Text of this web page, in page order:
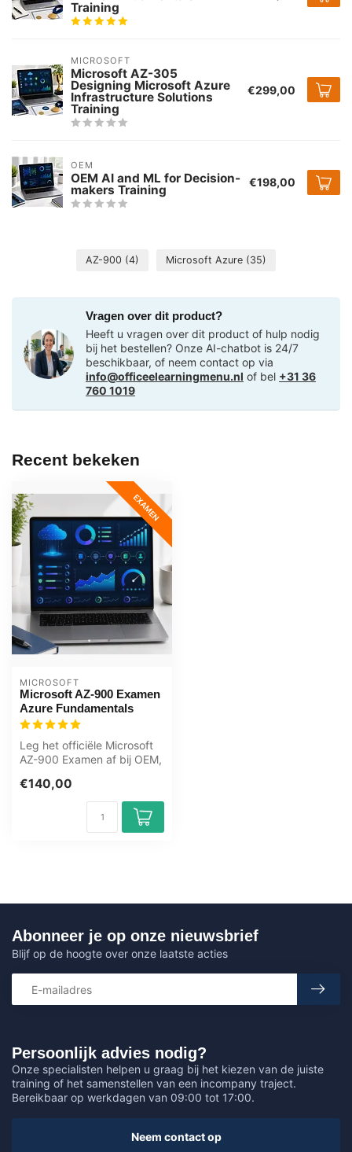
Training
MICROSOFT
Microsoft AZ-305
Designing Microsoft Azure
Infrastructure Solutions
Training
€299,00
OEM
OEM AI and ML for Decision-
makers Training €198,00
AZ-900 (4) Microsoft Azure (35)
Vragen over dit product?
Heeft u vragen over dit product of hulp nodig
bij het bestellen? Onze AI-chatbot is 24/7
beschikbaar, of neem contact op via
info@officeelearningmenu.nl of bel +31 36
760 1019
Recent bekeken
EXAMEN
MICROSOFT
Microsoft AZ-900 Examen
Azure Fundamentals
Leg het officiële Microsoft
AZ-900 Examen af bij OEM,
examencen...
€140,00
Persoonlijk advies nodig?
Onze specialisten helpen u graag bij het kiezen van de juiste
training of het samenstellen van een incompany traject.
Bereikbaar op werkdagen van 09:00 tot 17:00.
Neem contact op
Abonneer je op onze nieuwsbrief
Blijf op de hoogte over onze laatste acties